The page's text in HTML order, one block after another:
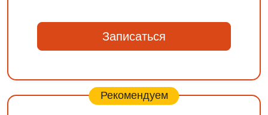
Записаться
Рекомендуем